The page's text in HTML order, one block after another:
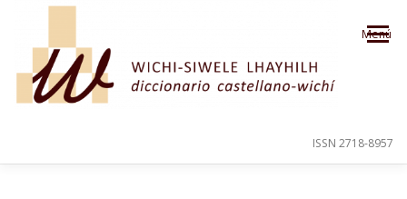
Saltar al contenido
Menú
ISSN 2718-8957